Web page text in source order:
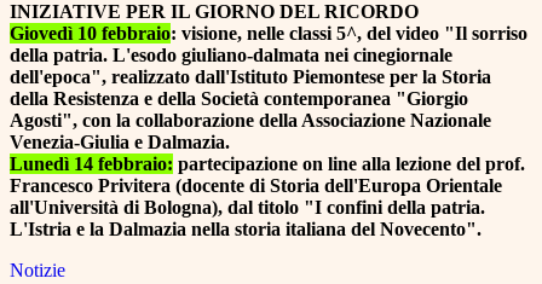
INIZIATIVE PER IL GIORNO DEL RICORDO
Giovedì 10 febbraio: visione, nelle classi 5^, del video "Il sorriso
della patria. L'esodo giuliano-dalmata nei cinegiornale
dell'epoca", realizzato dall'Istituto Piemontese per la Storia
della Resistenza e della Società contemporanea "Giorgio
Agosti", con la collaborazione della Associazione Nazionale
Venezia-Giulia e Dalmazia.
Lunedì 14 febbraio: partecipazione on line alla lezione del prof.
Francesco Privitera (docente di Storia dell'Europa Orientale
all'Università di Bologna), dal titolo "I confini della patria.
L'Istria e la Dalmazia nella storia italiana del Novecento".
Notizie